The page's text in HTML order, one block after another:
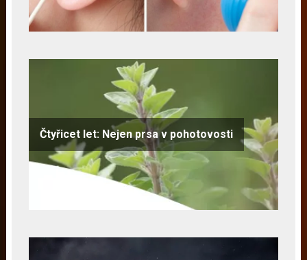
Čtyřicet let: Nejen prsa v pohotovosti